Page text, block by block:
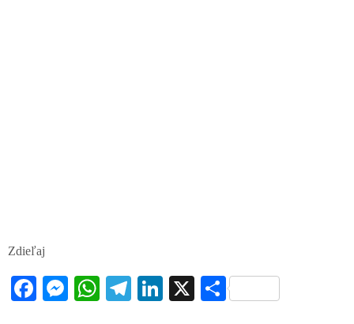
Zdieľaj
Fa M
W
Te
Li X S